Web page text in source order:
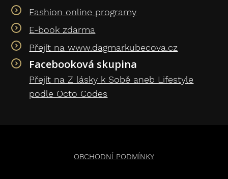
Fashion online programy
E-book zdarma
Přejít na www.dagmarkubecova.cz
Facebooková skupina
Přejít na Z lásky k Sobě aneb Lifestyle
podle Octo Codes
OBCHODNÍ PODMÍNKY